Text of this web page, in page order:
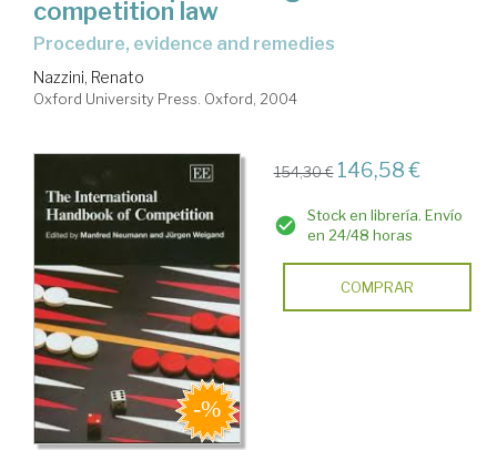
competition law
procedure, evidence and remedies
Nazzini, Renato
Oxford University Press. Oxford, 2004
154,30 € 146,58 €
Stock en librería. Envío
en 24/48 horas
COMPRAR